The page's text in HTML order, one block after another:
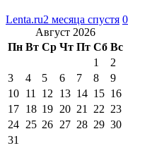
Lenta.ru2 месяца спустя 0
Август 2026
Пн Вт Ср Чт Пт Сб Вс
1
2
3
4 5 6 7 8
9
10 11 12 13 14 15 16
17 18 19 20 21 22 23
24 25 26 27 28 29 30
31